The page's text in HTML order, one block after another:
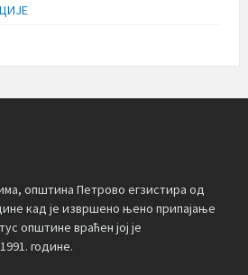
општина Петрово егзистира од
кад је извршено њено припајање
општине враћен јој је
године.